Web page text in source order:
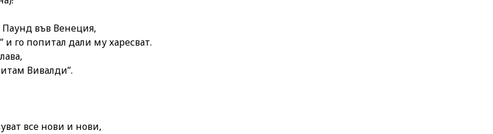
Паунд във Венеция,
и го попитал дали му харесват.
Вивалди”.
все нови и нови,